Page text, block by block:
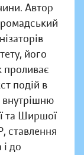
Автор
його
проливає
подій в
внутрішню
та Ширшої
ставлення
до